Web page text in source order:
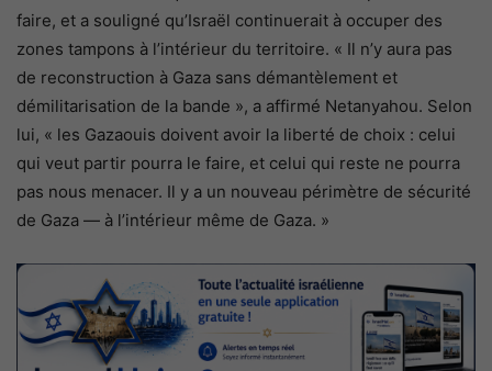
faire, et a souligné qu’Israël continuerait à occuper des
zones tampons à l’intérieur du territoire. « Il n’y aura pas
de reconstruction à Gaza sans démantèlement et
démilitarisation de la bande », a affirmé Netanyahou. Selon
lui, « les Gazaouis doivent avoir la liberté de choix : celui
qui veut partir pourra le faire, et celui qui reste ne pourra
pas nous menacer. Il y a un nouveau périmètre de sécurité
de Gaza — à l’intérieur même de Gaza. »